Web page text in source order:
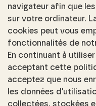
navigateur afin que
sur votre ordinateur.
cookies peut vous
fonctionnalités de
En continuant à
acceptant cette
acceptez que nous
les données
collectées, stockées